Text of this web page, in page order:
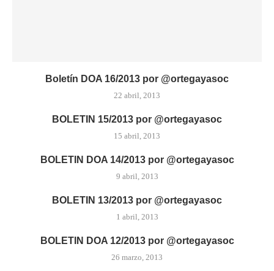
Boletín DOA 16/2013 por @ortegayasoc
22 abril, 2013
BOLETIN 15/2013 por @ortegayasoc
15 abril, 2013
BOLETIN DOA 14/2013 por @ortegayasoc
9 abril, 2013
BOLETIN 13/2013 por @ortegayasoc
1 abril, 2013
BOLETIN DOA 12/2013 por @ortegayasoc
26 marzo, 2013